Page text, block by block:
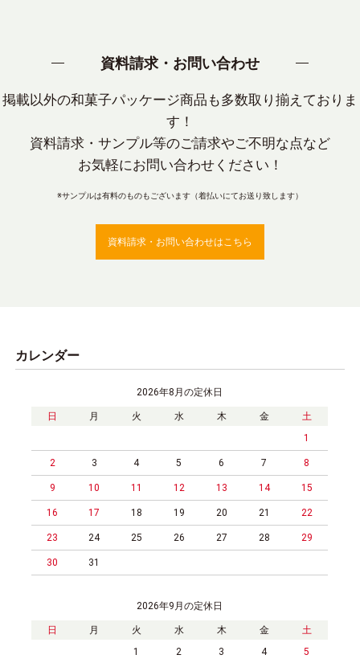
資料請求・お問い合わせ
掲載以外の和菓子パッケージ商品も多数取り揃えておりま
す！
資料請求・サンプル等のご請求やご不明な点など
お気軽にお問い合わせください！
※サンプルは有料のものもございます（着払いにてお送り致します）
資料請求・お問い合わせはこちら
カレンダー
2026年8月の定休日
日 月 火 水 木 金
土
1
2 3 4 5 6 7 8
9 10 11 12 13 14 15
16 17 18 19 20 21 22
23 24 25 26 27 28 29
30 31
2026年9月の定休日
日 月 火 水 木 金
土
1
2 3 4 5